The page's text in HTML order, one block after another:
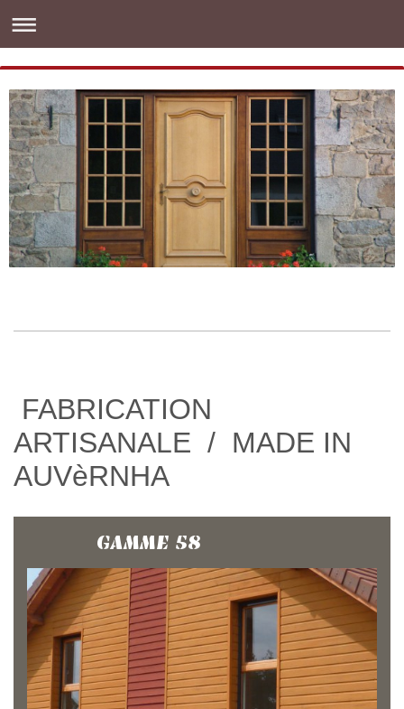
FABRICATION
ARTISANALE / MADE IN
AUVèRNHA
GAMME 58